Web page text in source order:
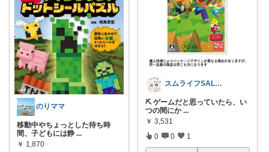
のりママ
移動中やちょっとした待ち時
間、子どもには静 ...
￥ 1,870
スムライフSALE情報✨
⛏️ ゲームだと思っていたら、い
つの間にか ...
￥ 3,531
0 0 1